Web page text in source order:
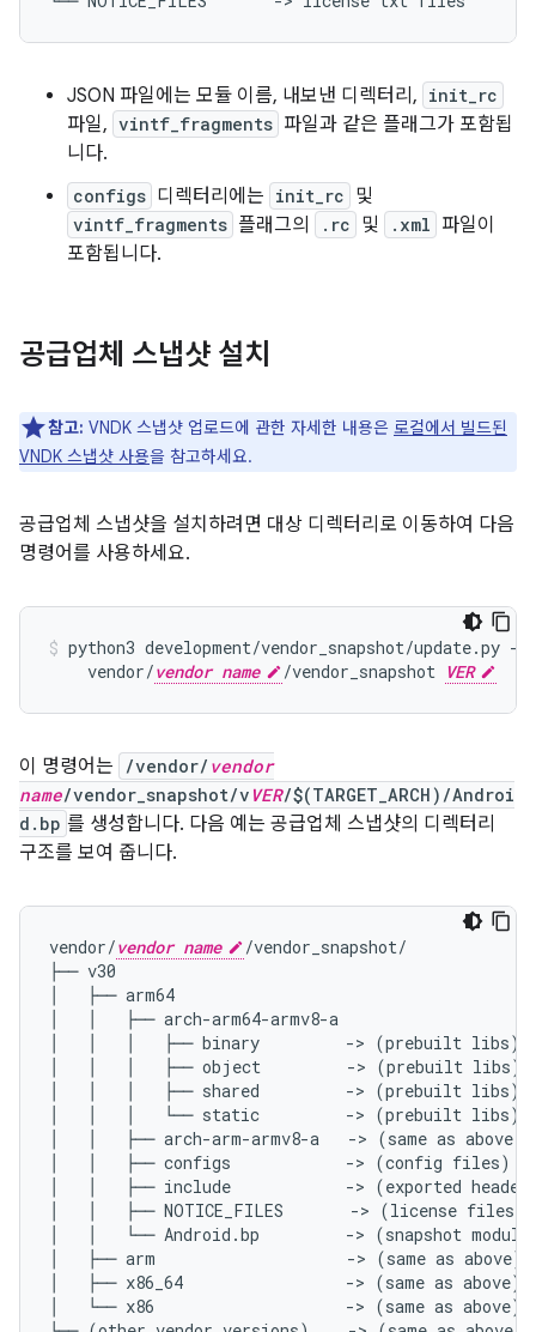
JSON 파일에는 모듈 이름, 내보낸 디렉터리, init_rc
파일, vintf_fragments 파일과 같은 플래그가 포함됩
니다.
configs 디렉터리에는 init_rc 및
vintf_fragments 플래그의 .rc 및 .xml 파일이
포함됩니다.
공급업체 스냅샷 설치
참고: VNDK 스냅샷 업로드에 관한 자세한 내용은 로컬에서 빌드된
VNDK 스냅샷 사용을 참고하세요.
공급업체 스냅샷을 설치하려면 대상 디렉터리로 이동하여 다음
명령어를 사용하세요.
python3 development/vendor_snapshot/update.py --
vendor/vendor name /vendor_snapshot VER
이 명령어는 /vendor/ vendor
name/vendor_snapshot/v VER/$(TARGET_ARCH)/Androi
d.bp 를 생성합니다. 다음 예는 공급업체 스냅샷의 디렉터리
구조를 보여 줍니다.
vendor/vendor name
/vendor_snapshot/
├── v30
│   ├── arm64
│   │   ├── arch-arm64-armv8-a
│   │   │   ├── binary         -> (prebuilt libs)
│   │   │   ├── object         -> (prebuilt libs)
│   │   │   ├── shared         -> (prebuilt libs)
│   │   │   └── static         -> (prebuilt libs)
│   │   ├── arch-arm-armv8-a   -> (same as above)
│   │   ├── configs            -> (config files)
│   │   ├── include            -> (exported
│   │   ├── NOTICE_FILES       -> (license files)
│   │   └── Android.bp         -> (snapshot
│   ├── arm                    -> (same as above)
│   ├── x86_64                 -> (same as above)
│   └── x86                    -> (same as above)